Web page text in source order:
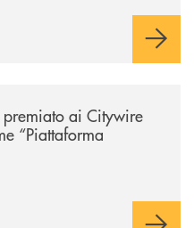
premiato ai Citywire
“Piattaforma